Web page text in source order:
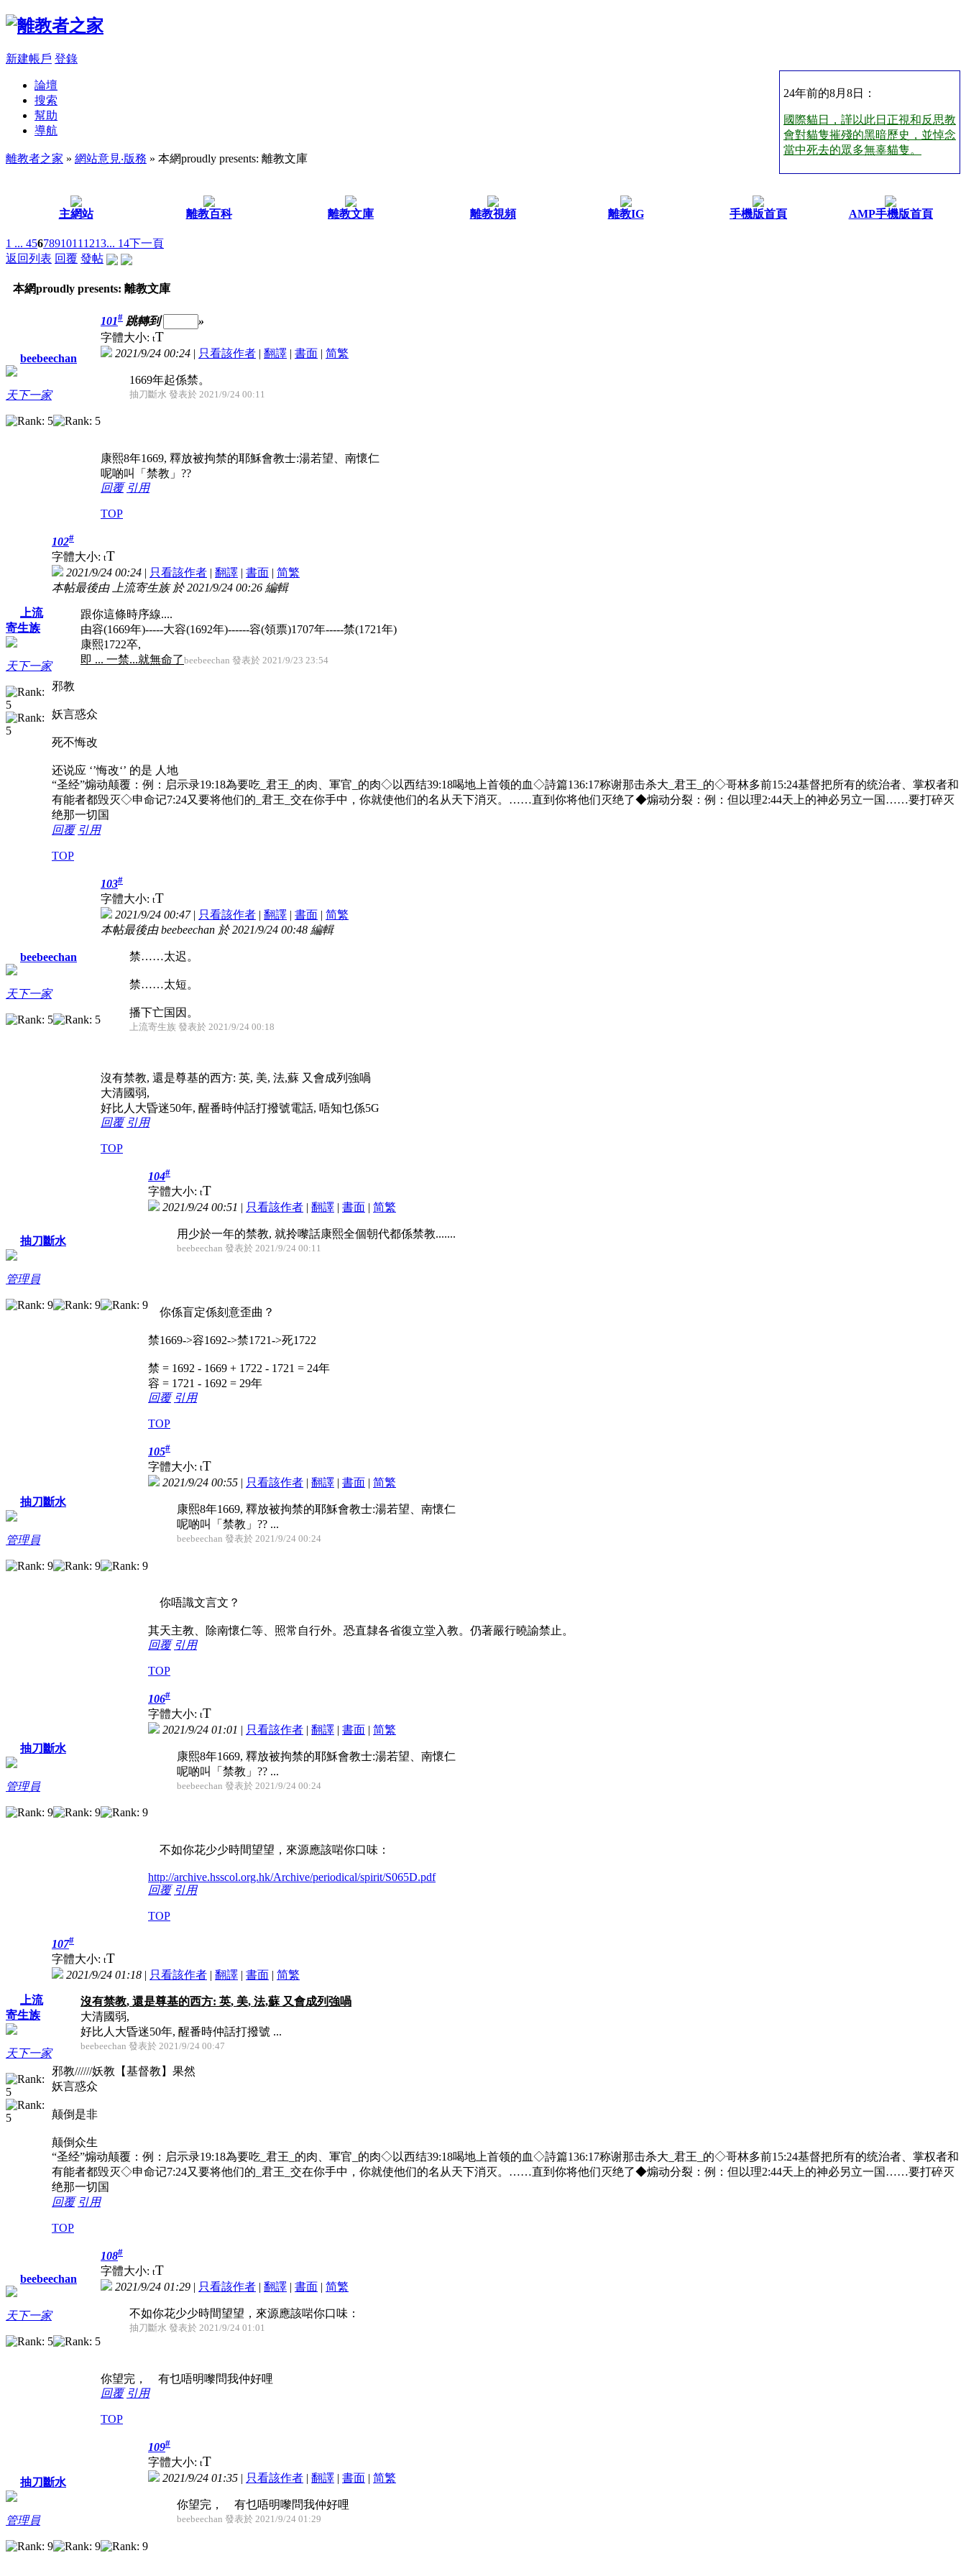
新建帳戶 登錄
24年前的8月8日：
國際貓日，謹以此日正視和反思教
會對貓隻摧殘的黑暗歷史，並悼念
當中死去的眾多無辜貓隻。
論壇
搜索
幫助
導航
離教者之家 » 網站意見‧版務 » 本網proudly presents: 離教文庫
主網站 離教百科 離教文庫 離教視頻 離教IG 手機版首頁 AMP手機版首頁
1 ... 4567891011 1213... 14下一頁
返回列表 回覆 發帖
本網proudly presents: 離教文庫
beebeechan
天下一家
101# 跳轉到
»
字體大小: tT
2021/9/24 00:24 | 只看該作者 | 翻譯 | 書面 | 简繁
1669年起係禁。
抽刀斷水 發表於 2021/9/24 00:11
康熙8年1669, 釋放被拘禁的耶穌會教士:湯若望、南懷仁
呢啲叫「禁教」??
回覆 引用
TOP
上流
寄生族
天下一家
102#
字體大小: tT
2021/9/24 00:24 | 只看該作者 | 翻譯 | 書面 | 简繁
本帖最後由 上流寄生族 於 2021/9/24 00:26 編輯
跟你這條時序線....
由容(1669年)-----大容(1692年)------容(領票)1707年-----禁(1721年)
康熙1722卒,
即 ... 一禁...就無命了beebeechan 發表於 2021/9/23 23:54
邪教
妖言惑众
死不悔改
还说应 ‘’悔改‘’ 的是 人地
“圣经”煽动颠覆：例：启示录19:18為要吃_君王_的肉、軍官_的肉◇以西结39:18喝地上首领的血◇詩篇136:17称谢那击杀大_君王_的◇哥林多前15:24基督把所有的统治者、掌权者和
有能者都毁灭◇申命记7:24又要将他们的_君王_交在你手中，你就使他们的名从天下消灭。……直到你将他们灭绝了◆煽动分裂：例：但以理2:44天上的神必另立一国……要打碎灭
绝那一切国
回覆 引用
TOP
beebeechan
天下一家
103#
字體大小: tT
2021/9/24 00:47| 只看該作者 | 翻譯 | 書面 | 简繁
本帖最後由 beebeechan 於 2021/9/24 00:48 編輯
禁……太迟。
禁……太短。
播下亡国因。
上流寄生族 發表於 2021/9/24 00:18
沒有禁教, 還是尊基的西方: 英, 美, 法,蘇 又會成列強喎
大清國弱,
好比人大昏迷50年, 醒番時仲話打撥號電話, 唔知乜係5G
回覆 引用
TOP
抽刀斷水
管理員
104#
字體大小: tT
2021/9/24 00:51 | 只看該作者 | 翻譯 | 書面 | 简繁
用少於一年的禁教, 就拎嚟話康熙全個朝代都係禁教.......
beebeechan 發表於 2021/9/24 00:11
你係盲定係刻意歪曲？
禁1669->容1692->禁1721->死1722
禁 = 1692 - 1669 + 1722 - 1721 = 24年
容 = 1721 - 1692 = 29年
回覆 引用
TOP
抽刀斷水
管理員
105#
字體大小: tT
2021/9/24 00:55 | 只看該作者 | 翻譯 | 書面 | 简繁
康熙8年1669, 釋放被拘禁的耶穌會教士:湯若望、南懷仁
呢啲叫「禁教」?? ...
beebeechan 發表於 2021/9/24 00:24
你唔識文言文？
其天主教、除南懷仁等、照常自行外。恐直隸各省復立堂入教。仍著嚴行曉諭禁止。
回覆 引用
TOP
抽刀斷水
管理員
106#
字體大小: tT
2021/9/24 01:01 | 只看該作者 | 翻譯 | 書面 | 简繁
康熙8年1669, 釋放被拘禁的耶穌會教士:湯若望、南懷仁
呢啲叫「禁教」?? ...
beebeechan 發表於 2021/9/24 00:24
不如你花少少時間望望，來源應該啱你口味：
http://archive.hsscol.org.hk/Archive/periodical/spirit/S065D.pdf
回覆 引用
TOP
上流
寄生族
天下一家
107#
字體大小: tT
2021/9/24 01:18 | 只看該作者 | 翻譯 | 書面 | 简繁
沒有禁教, 還是尊基的西方: 英, 美, 法,蘇 又會成列強喎
大清國弱,
好比人大昏迷50年, 醒番時仲話打撥號 ...
beebeechan 發表於 2021/9/24 00:47
邪教//////妖教【基督教】果然
妖言惑众
颠倒是非
颠倒众生
“圣经”煽动颠覆：例：启示录19:18為要吃_君王_的肉、軍官_的肉◇以西结39:18喝地上首领的血◇詩篇136:17称谢那击杀大_君王_的◇哥林多前15:24基督把所有的统治者、掌权者和
有能者都毁灭◇申命记7:24又要将他们的_君王_交在你手中，你就使他们的名从天下消灭。……直到你将他们灭绝了◆煽动分裂：例：但以理2:44天上的神必另立一国……要打碎灭
绝那一切国
回覆 引用
TOP
beebeechan
天下一家
108#
字體大小: tT
2021/9/24 01:29 | 只看該作者 | 翻譯 | 書面 | 简繁
不如你花少少時間望望，來源應該啱你口味：
抽刀斷水 發表於 2021/9/24 01:01
你望完， 有乜唔明嚟問我仲好哩
回覆 引用
TOP
抽刀斷水
管理員
109#
字體大小: tT
2021/9/24 01:35 | 只看該作者 | 翻譯 | 書面 | 简繁
你望完， 有乜唔明嚟問我仲好哩
beebeechan 發表於 2021/9/24 01:29